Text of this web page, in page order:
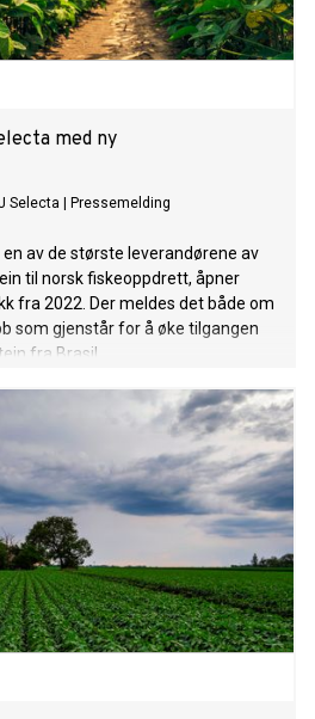
med ny
Selecta Pressemelding
en av de største leverandørene av
til norsk fiskeoppdrett, åpner
fra 2022. Der meldes det både om
som gjenstår for å øke tilgangen
fra Brasil.